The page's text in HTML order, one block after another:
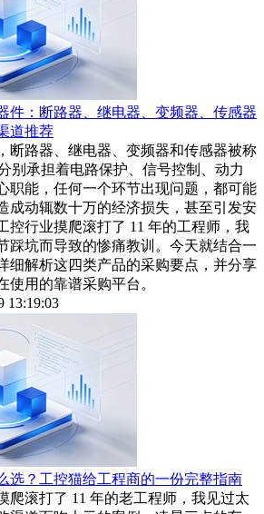
件：断路器、继电器、变频器、传感器
道推荐
断路器、继电器、变频器和传感器被称
别承担着电路保护、信号控制、动力
职能，任何一个环节出现问题，都可能
成动辄数十万的经济损失，甚至引发安
控行业摸爬滚打了 11 年的工程师，我
踩坑而导致的惨痛教训。今天就结合一
细解析这四类产品的采购要点，并分享
使用的靠谱采购平台。
13:19:03
选？工控猫给工程商的一份完整指南
爬滚打了 11 年的老工程师，我见过太